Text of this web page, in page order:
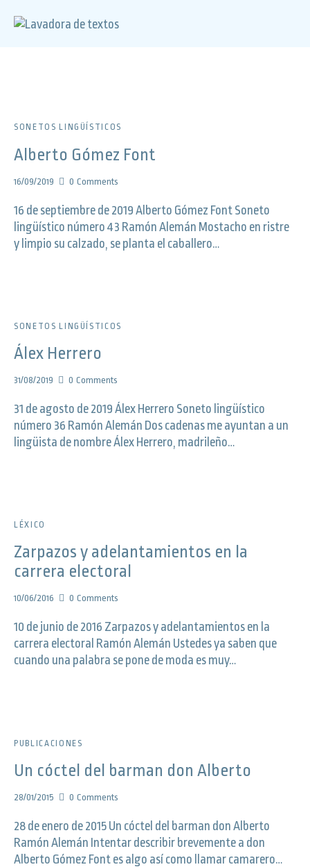
SONETOS LINGÜÍSTICOS
Alberto Gómez Font
16/09/2019 0 Comments
16 de septiembre de 2019 Alberto Gómez Font Soneto
lingüístico número 43 Ramón Alemán Mostacho en ristre
y limpio su calzado, se planta el caballero…
SONETOS LINGÜÍSTICOS
Álex Herrero
31/08/2019 0 Comments
31 de agosto de 2019 Álex Herrero Soneto lingüístico
número 36 Ramón Alemán Dos cadenas me ayuntan a un
lingüista de nombre Álex Herrero, madrileño…
LÉXICO
Zarpazos y adelantamientos en la
carrera electoral
10/06/2016 0 Comments
10 de junio de 2016 Zarpazos y adelantamientos en la
carrera electoral Ramón Alemán Ustedes ya saben que
cuando una palabra se pone de moda es muy…
PUBLICACIONES
Un cóctel del barman don Alberto
28/01/2015 0 Comments
28 de enero de 2015 Un cóctel del barman don Alberto
Ramón Alemán Intentar describir brevemente a don
Alberto Gómez Font es algo así como llamar camarero…